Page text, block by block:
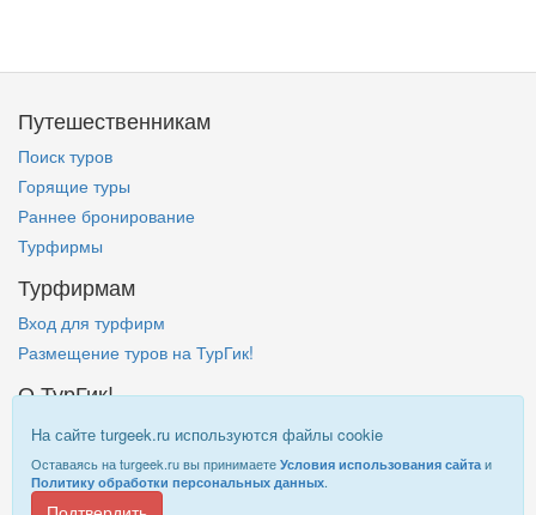
На сайте turgeek.ru используются файлы cookie
Оставаясь на turgeek.ru вы принимаете Условия использования сайта и
Политику обработки персональных данных.
Путешественникам
Поиск туров
Горящие туры
Раннее бронирование
Турфирмы
Турфирмам
Вход для турфирм
Размещение туров на ТурГик!
О ТурГик!
Кто такой ТурГик?
Правовая информация